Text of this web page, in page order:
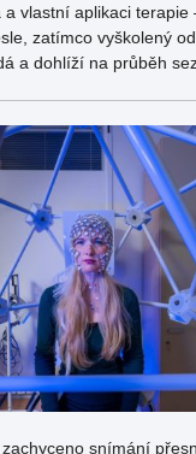
a vlastní aplikaci terapie
zatímco vyškolený
a dohlíží na průběh
snímání